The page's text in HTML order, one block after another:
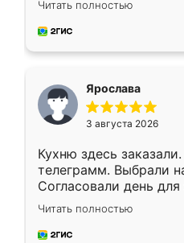
для замера сотрудник
предложил по моему
Читать полностью
Ярослава
3 августа 2026
Кухню здесь
телеграмм. Выбрали
Согласовали день
недели кухня была
довольны работой.
мебель за
Читать полностью